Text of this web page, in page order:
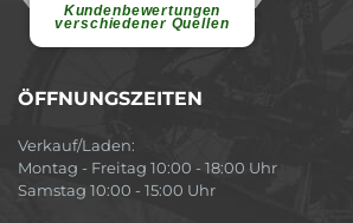
Kundenbewertungen
verschiedener Quellen
ÖFFNUNGSZEITEN
Verkauf/Laden:
Montag - Freitag 10:00 - 18:00 Uhr
Samstag 10:00 - 15:00 Uhr